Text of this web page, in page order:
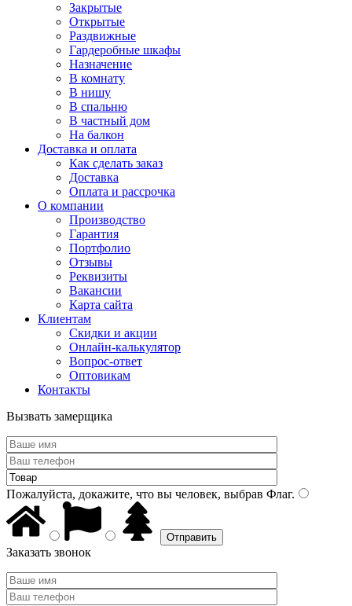
Закрытые
Открытые
Раздвижные
Гардеробные шкафы
Назначение
В комнату
В нишу
В спальню
В частный дом
На балкон
Доставка и оплата
Как сделать заказ
Доставка
Оплата и рассрочка
О компании
Производство
Гарантия
Портфолио
Отзывы
Реквизиты
Вакансии
Карта сайта
Клиентам
Скидки и акции
Онлайн-калькулятор
Вопрос-ответ
Оптовикам
Контакты
Вызвать замерщика
Пожалуйста, докажите, что вы человек, выбрав Флаг.
Заказать звонок